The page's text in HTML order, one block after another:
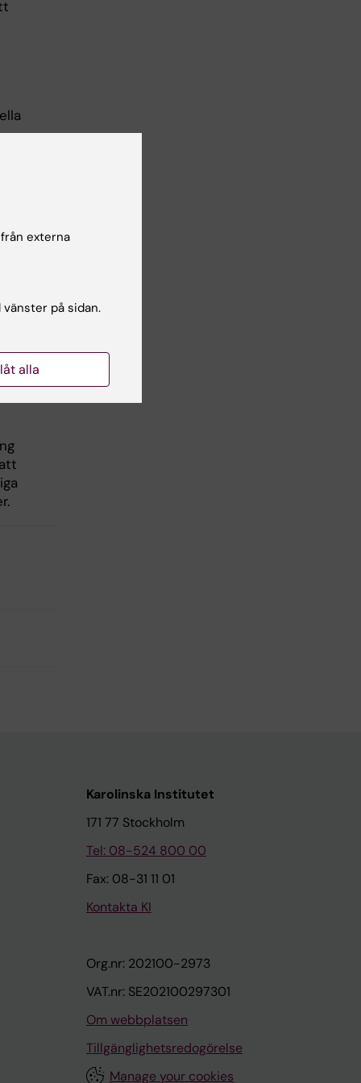
Karolinska Institutet
171 77 Stockholm
Tel: 08-524 800 00
Fax: 08-31 11 01
Kontakta KI
Org.nr: 202100-2973
VAT.nr: SE202100297301
Om webbplatsen
Tillgänglighetsredogörelse
Manage your cookies
externa
på sidan.
alla